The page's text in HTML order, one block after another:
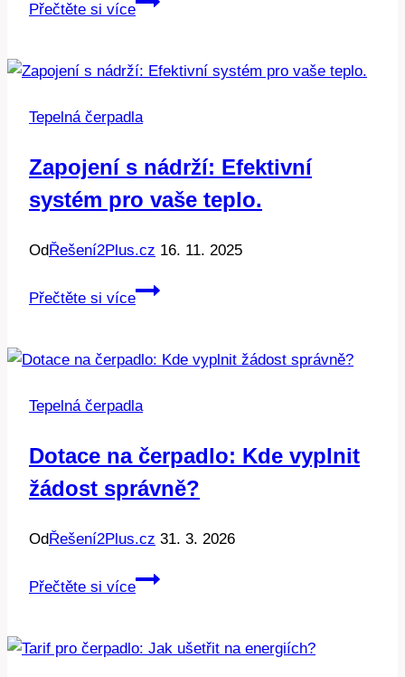
Přečtěte si více
preciznost,
úspory.
Tepelná čerpadla
Zapojení s nádrží: Efektivní
systém pro vaše teplo.
OdŘešení2Plus.cz 16. 11. 2025
Přečtěte si více
Zapojení
Efektivní
pro
teplo.
Tepelná čerpadla
Dotace na čerpadlo: Kde vyplnit
žádost správně?
OdŘešení2Plus.cz 31. 3. 2026
Přečtěte si více
Dotace
Kde